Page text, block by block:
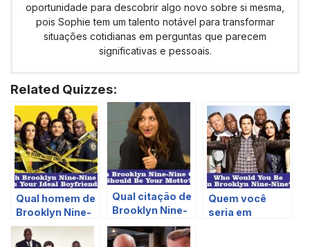
oportunidade para descobrir algo novo sobre si mesma,
pois Sophie tem um talento notável para transformar
situações cotidianas em perguntas que parecem
significativas e pessoais.
Related Quizzes:
Qual homem de
Brooklyn Nine-
Nine é seu
namorado
Qual citação de
Brooklyn Nine-
Nine deveria ser
seu lema?
Quem você
seria em